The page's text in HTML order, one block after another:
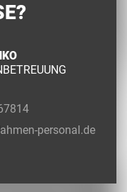
personal.de